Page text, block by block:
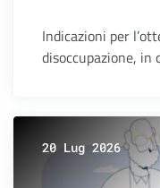
Indicazioni per
disoccupazione, in
20 Lug 2026